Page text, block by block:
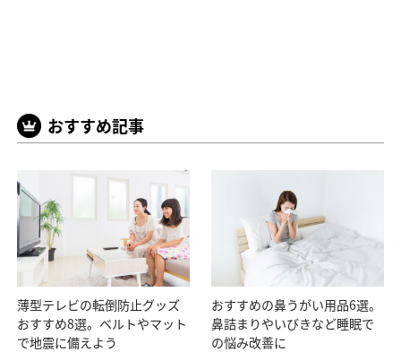
おすすめ記事
薄型テレビの転倒防止グッズ
おすすめ8選。ベルトやマット
で地震に備えよう
おすすめの鼻うがい用品6選。
鼻詰まりやいびきなど睡眠で
の悩み改善に